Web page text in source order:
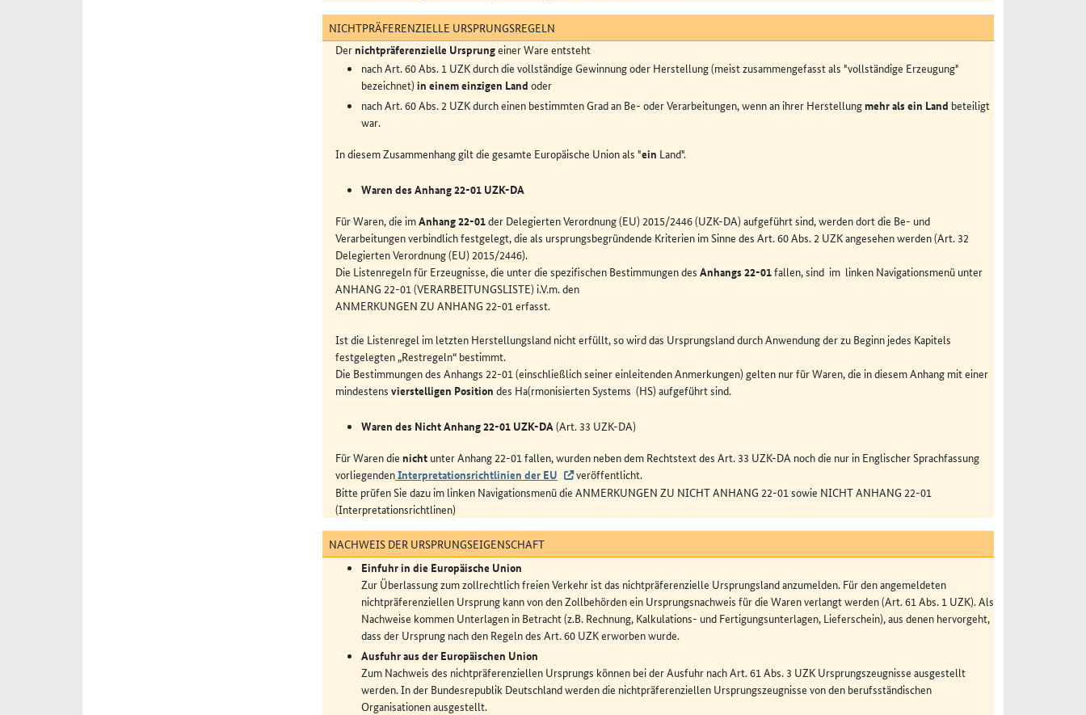
NICHTPRÄFERENZIELLE URSPRUNGSREGELN
Dernichtpräferenzielle Ursprungeiner Ware entsteht
nach Art. 60 Abs. 1 UZK durch die vollständige Gewinnung oder Herstellung (meist zusammengefasst als "vollständige Erzeugung"
bezeichnet) in einem einzigen Land oder
nach Art. 60 Abs. 2 UZK durch einen bestimmten Grad an Be- oder Verarbeitungen, wenn an ihrer Herstellungmehr als ein Land beteiligt
war.
In diesem Zusammenhang gilt die gesamte Europäische Union als "ein Land".
Waren des Anhang 22-01 UZK-DA
Für Waren, die imAnhang 22-01der Delegierten Verordnung (EU) 2015/2446 (UZK-DA) aufgeführt sind, werden dort die Be- und
Verarbeitungen verbindlich festgelegt, die als ursprungsbegründende Kriterien im Sinne des Art. 60 Abs. 2 UZK angesehen werden (Art. 32
Delegierten Verordnung (EU) 2015/2446).
Die Listenregeln für Erzeugnisse, die unter die spezifischen Bestimmungen des Anhangs 22-01fallen, sind im linken Navigationsmenü unter
ANHANG 22-01(VERARBEITUNGSLISTE) i.V.m. den
ANMERKUNGEN ZU ANHANG 22-01 erfasst.
Ist die Listenregel im letzten Herstellungsland nicht erfüllt, so wird das Ursprungsland durch Anwendung der zu Beginn jedes Kapitels
festgelegten „Restregeln“ bestimmt.
Die Bestimmungen des Anhangs 22-01 (einschließlich seiner einleitenden Anmerkungen) gelten nur für Waren, die in diesem Anhang mit einer
mindestens vierstelligen Position des Ha(rmonisierten Systems (HS) aufgeführt sind.
Waren des Nicht Anhang 22-01 UZK-DA(Art. 33 UZK-DA)
Für Waren die nicht unter Anhang 22-01 fallen, wurden neben dem Rechtstext des Art. 33 UZK-DA noch die nur in Englischer Sprachfassung
vorliegendenInterpretationsrichtlinien der EU
veröffentlicht.
Bitte prüfen Sie dazu im linken Navigationsmenü die ANMERKUNGEN ZU NICHT ANHANG 22-01 sowie NICHT ANHANG 22-01
(Interpretationsrichtlinen)
NACHWEIS DER URSPRUNGSEIGENSCHAFT
Einfuhr in die Europäische Union
Zur Überlassung zum zollrechtlich freien Verkehr ist das nichtpräferenzielle Ursprungsland anzumelden. Für den angemeldeten
nichtpräferenziellen Ursprung kann von den Zollbehörden ein Ursprungsnachweis für die Waren verlangt werden (Art. 61 Abs. 1 UZK). Als
Nachweise kommen Unterlagen in Betracht (z.B. Rechnung, Kalkulations- und Fertigungsunterlagen, Lieferschein), aus denen hervorgeht,
dass der Ursprung nach den Regeln des Art. 60 UZK erworben wurde.
Ausfuhr aus der Europäischen Union
Zum Nachweis des nichtpräferenziellen Ursprungs können bei der Ausfuhr nach Art. 61 Abs. 3 UZK Ursprungszeugnisse ausgestellt
werden. In der Bundesrepublik Deutschland werden die nichtpräferenziellen Ursprungszeugnisse von den berufsständischen
Organisationen ausgestellt.